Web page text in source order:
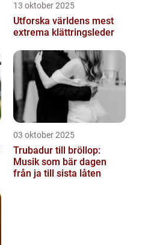
13 oktober 2025
Utforska världens mest
extrema klättringsleder
03 oktober 2025
Trubadur till bröllop:
Musik som bär dagen
från ja till sista låten